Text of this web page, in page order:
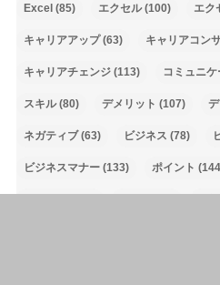
Excel(85) エクセル(100) エク
キャリアアップ(63) キャリアコン
キャリアチェンジ(113) コミュニ
スキル(80) デメリット (107)
ネガティブ(63) ビジネス (78)
ビジネスマナー(133) ポイント